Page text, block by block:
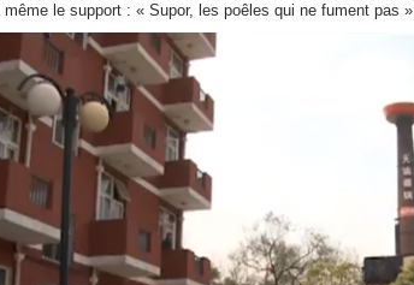
même le support : « Supor, les poêles qui ne fument pas ».